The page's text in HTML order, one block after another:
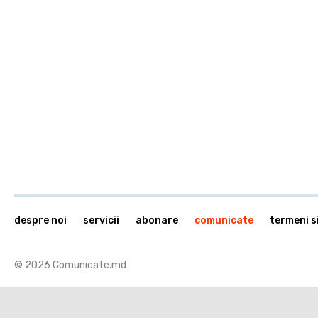
© 2026 Comunicate.md
despre noi servicii abonare comunicate termeni